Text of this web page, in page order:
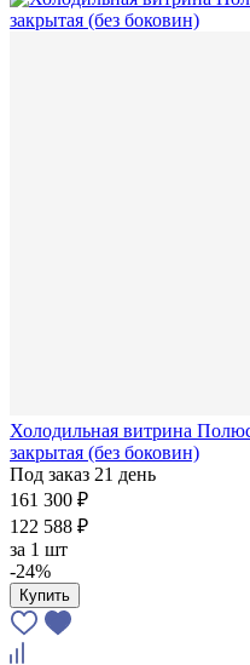
Холодильная витрина
закрытая (без боковин)
Под заказ 21 день
161 300 ₽
122 588 ₽
за 1 шт
-24%
Купить